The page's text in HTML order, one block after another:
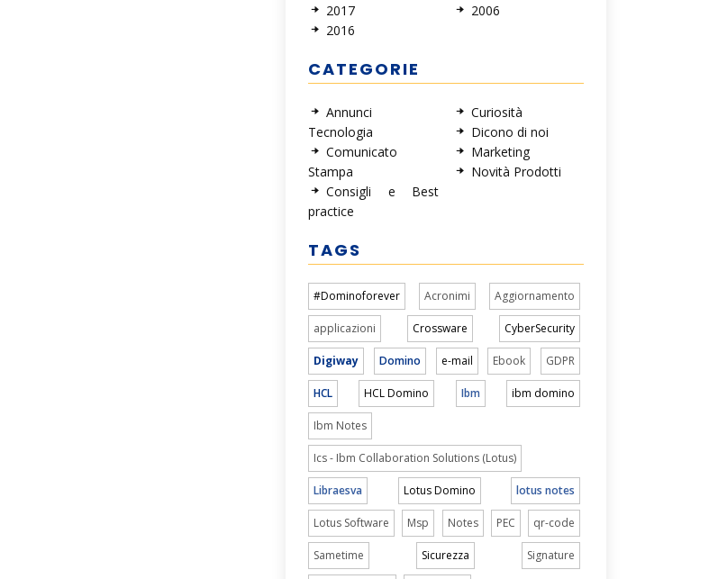
2017
2016
2006
CATEGORIE
Annunci
Tecnologia
Comunicato
Stampa
Consigli e Best
practice
Curiosità
Dicono di noi
Marketing
Novità Prodotti
TAGS
#Dominoforever Acronimi Aggiornamento
applicazioni Crossware CyberSecurity
Digiway Domino e-mail Ebook GDPR
HCL HCL Domino Ibm ibm domino
Ibm Notes
Ics - Ibm Collaboration Solutions (Lotus)
Libraesva Lotus Domino lotus notes
Lotus Software Msp Notes PEC qr-code
Sametime Sicurezza Signature